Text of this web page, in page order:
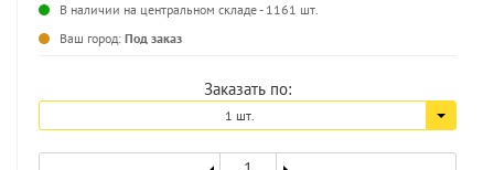
В наличии на центральном складе - 1161 шт.
Ваш город: Под заказ
Заказать по:
1 шт.